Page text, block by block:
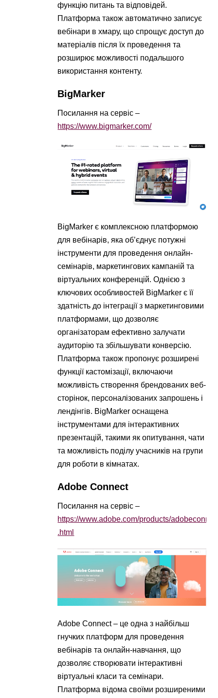
функцію питань та відповідей.
Платформа також автоматично записує
вебінари в хмару, що спрощує доступ до
матеріалів після їх проведення та
розширює можливості подальшого
використання контенту.
BigMarker
Посилання на сервіс –
https://www.bigmarker.com/
BigMarker є комплексною платформою
для вебінарів, яка об’єднує потужні
інструменти для проведення онлайн-
семінарів, маркетингових кампаній та
віртуальних конференцій. Однією з
ключових особливостей BigMarker є її
здатність до інтеграції з маркетинговими
платформами, що дозволяє
організаторам ефективно залучати
аудиторію та збільшувати конверсію.
Платформа також пропонує розширені
функції кастомізації, включаючи
можливість створення брендованих веб-
сторінок, персоналізованих запрошень і
лендінгів. BigMarker оснащена
інструментами для інтерактивних
презентацій, такими як опитування, чати
та можливість поділу учасників на групи
для роботи в кімнатах.
Adobe Connect
Посилання на сервіс –
https://www.adobe.com/products/
.html
Adobe Connect – це одна з найбільш
гнучких платформ для проведення
вебінарів та онлайн-навчання, що
дозволяє створювати інтерактивні
віртуальні класи та семінари.
Платформа відома своїми розширеними